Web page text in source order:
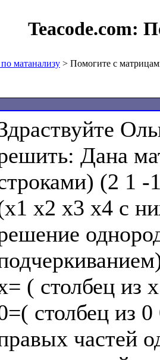
Teacode.com:
матанализу > Помогите с
Дана
(2 1 -
х2 х3 х4 с
( столбец из
столбец из
частей